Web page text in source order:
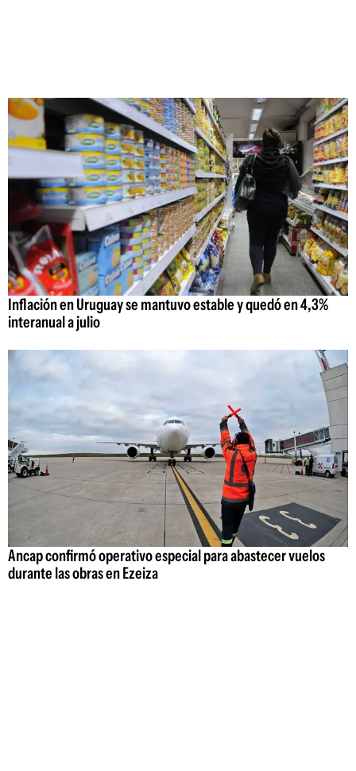
Inflación en Uruguay se mantuvo estable y quedó en 4,3%
interanual a julio
Ancap confirmó operativo especial para abastecer vuelos
durante las obras en Ezeiza